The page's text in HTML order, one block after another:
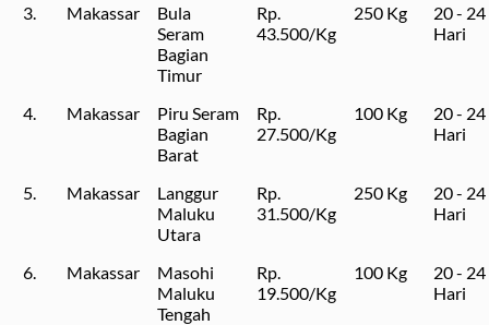
3.
Makassar
Bula
Seram
Bagian
Timur
Rp.
43.500/Kg
250 Kg
20 - 24
Hari
4. Makassar
Piru Seram
Bagian
Barat
Rp.
27.500/Kg
100 Kg
20 - 24
Hari
5. Makassar
Langgur
Maluku
Utara
Rp.
31.500/Kg
250 Kg
20 - 24
Hari
6. Makassar
Masohi
Maluku
Tengah
Rp.
19.500/Kg
100 Kg
20 - 24
Hari